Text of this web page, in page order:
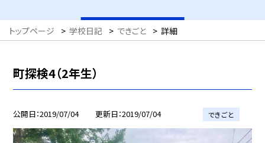
トップページ > 学校日記 > できごと > 詳細
町探検4（2年生）
公開日 2019/07/04 更新日 2019/07/04 できごと